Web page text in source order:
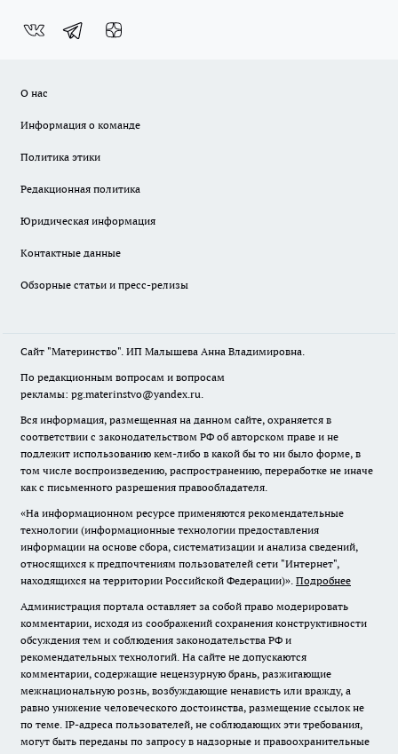
О нас
Информация о команде
Политика этики
Редакционная политика
Юридическая информация
Контактные данные
Обзорные статьи и пресс-релизы
Сайт "Материнство". ИП Малышева Анна Владимировна.
По редакционным вопросам и вопросам
рекламы: pg.materinstvo@yandex.ru.
Вся информация, размещенная на данном сайте, охраняется в
соответствии с законодательством РФ об авторском праве и не
подлежит использованию кем-либо в какой бы то ни было форме, в
том числе воспроизведению, распространению, переработке не иначе
как с письменного разрешения правообладателя.
«На информационном ресурсе применяются рекомендательные
технологии (информационные технологии предоставления
информации на основе сбора, систематизации и анализа сведений,
относящихся к предпочтениям пользователей сети "Интернет",
находящихся на территории Российской Федерации)». Подробнее
Администрация портала оставляет за собой право модерировать
комментарии, исходя из соображений сохранения конструктивности
обсуждения тем и соблюдения законодательства РФ и
рекомендательных технологий. На сайте не допускаются
комментарии, содержащие нецензурную брань, разжигающие
межнациональную рознь, возбуждающие ненависть или вражду, а
равно унижение человеческого достоинства, размещение ссылок не
по теме. IP-адреса пользователей, не соблюдающих эти требования,
могут быть переданы по запросу в надзорные и правоохранительные